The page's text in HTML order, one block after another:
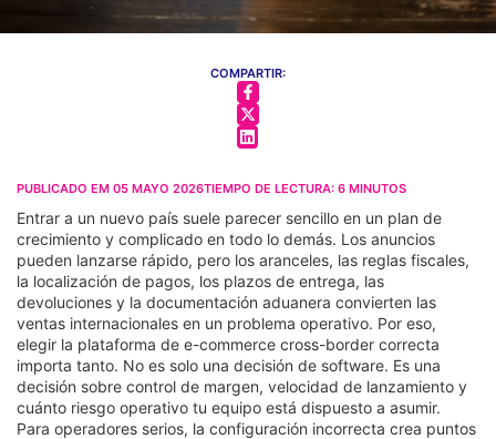
COMPARTIR:
PUBLICADO EM 05 MAYO 2026TIEMPO DE LECTURA: 6 MINUTOS
Entrar a un nuevo país suele parecer sencillo en un plan de
crecimiento y complicado en todo lo demás. Los anuncios
pueden lanzarse rápido, pero los aranceles, las reglas fiscales,
la localización de pagos, los plazos de entrega, las
devoluciones y la documentación aduanera convierten las
ventas internacionales en un problema operativo. Por eso,
elegir la plataforma de e-commerce cross-border correcta
importa tanto. No es solo una decisión de software. Es una
decisión sobre control de margen, velocidad de lanzamiento y
cuánto riesgo operativo tu equipo está dispuesto a asumir.
Para operadores serios, la configuración incorrecta crea puntos